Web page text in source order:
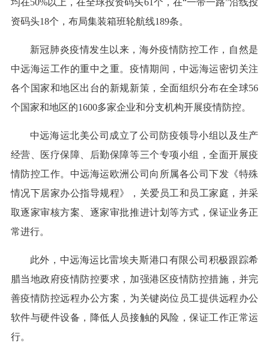
均在50%以上，在全球投资码头61个，在“一带一路”沿线投
资码头18个，布局集装箱班轮航线189条。
新冠肺炎疫情发生以来，海外疫情防控工作，自然是
中远海运工作的重中之重。疫情期间，中远海运密切关注
各个国家和地区出台的新规新策，全面组织分布在全球56
个国家和地区的1600多家企业和分支机构开展疫情防控。
中远海运北美公司成立了公司防疫领导小组以及生产
经营、医疗保障、后勤保障等三个专项小组，全面开展疫
情防控工作。中远海运欧洲公司向所属各公司下发《特殊
情况下居家办公指导规程》，关爱员工和员工家庭，并采
取逐家审核方案、逐家审批推进计划等方式，保证业务正
常进行。
此外，中远海运比雷埃夫斯港口有限公司积极跟踪希
腊当地政府疫情防控要求，加强港区疫情防控措施，并完
善疫情防控远程办公方案，为关键岗位员工提供远程办公
软件与硬件设备，降低人员接触的风险，保证工作正常运
行。